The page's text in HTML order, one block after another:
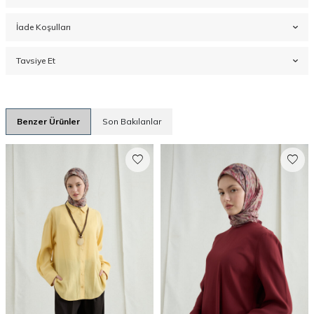
İade Koşulları
Tavsiye Et
Benzer Ürünler Son Bakılanlar